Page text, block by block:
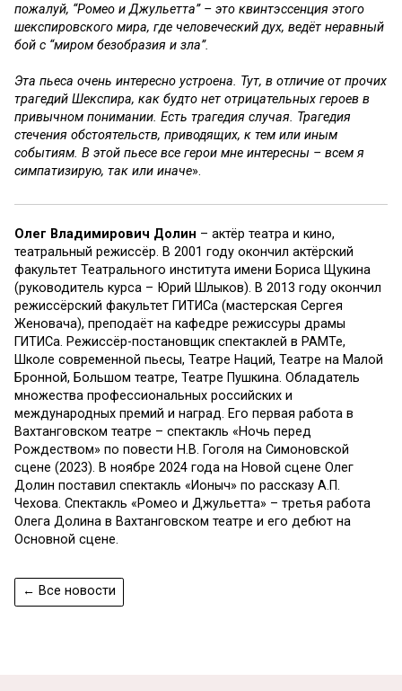
пожалуй, “Ромео и Джульетта” – это квинтэссенция этого
шекспировского мира, где человеческий дух, ведёт неравный
бой с “миром безобразия и зла”.
Эта пьеса очень интересно устроена. Тут, в отличие от прочих
трагедий Шекспира, как будто нет отрицательных героев в
привычном понимании. Есть трагедия случая. Трагедия
стечения обстоятельств, приводящих, к тем или иным
событиям. В этой пьесе все герои мне интересны – всем я
симпатизирую, так или иначе».
Олег Владимирович Долин – актёр театра и кино,
театральный режиссёр. В 2001 году окончил актёрский
факультет Театрального института имени Бориса Щукина
(руководитель курса – Юрий Шлыков). В 2013 году окончил
режиссёрский факультет ГИТИСа (мастерская Сергея
Женовача), преподаёт на кафедре режиссуры драмы
ГИТИСа. Режиссёр-постановщик спектаклей в РАМТе,
Школе современной пьесы, Театре Наций, Театре на Малой
Бронной, Большом театре, Театре Пушкина. Обладатель
множества профессиональных российских и
международных премий и наград. Его первая работа в
Вахтанговском театре – спектакль «Ночь перед
Рождеством» по повести Н.В. Гоголя на Симоновской
сцене (2023). В ноябре 2024 года на Новой сцене Олег
Долин поставил спектакль «Ионыч» по рассказу А.П.
Чехова. Спектакль «Ромео и Джульетта» – третья работа
Олега Долина в Вахтанговском театре и его дебют на
Основной сцене.
← Все новости